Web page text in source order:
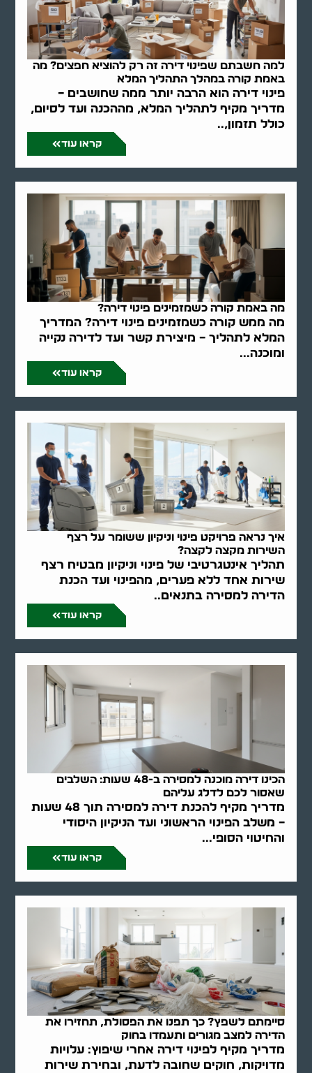
למה חשבתם שפינוי דירה זה רק להוציא חפצים? מה
באמת קורה במהלך התהליך המלא
פינוי דירה הוא הרבה יותר ממה שחושבים –
מדריך מקיף לתהליך המלא, מההכנה ועד לסיום,
כולל תזמון,..
קראו עוד
מה באמת קורה כשמזמינים פינוי דירה?
מה ממש קורה כשמזמינים פינוי דירה? המדריך
המלא לתהליך – מיצירת קשר ועד לדירה נקייה
ומוכנה...
קראו עוד
איך נראה פרויקט פינוי וניקיון ששומר על רצף
השירות מקצה לקצה?
תהליך אינטגרטיבי של פינוי וניקיון מבטיח רצף
שירות אחד ללא פערים, מהפינוי ועד הכנת
הדירה למסירה בתנאים..
קראו עוד
הכינו דירה מוכנה למסירה ב-48 שעות: השלבים
שאסור לכם לדלג עליהם
מדריך מקיף להכנת דירה למסירה תוך 48 שעות
– משלב הפינוי הראשוני ועד הניקיון היסודי
והחיטוי הסופי...
קראו עוד
סיימתם לשפץ? כך תפנו את הפסולת, תחזירו את
הדירה למצב מגורים ותעמדו בחוק
מדריך מקיף לפינוי דירה אחרי שיפוץ: עלויות
מדויקות, חוקים שחובה לדעת, ובחירת שירות